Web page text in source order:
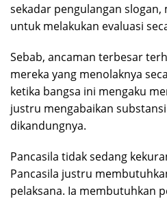
sekadar pengulangan slogan,
untuk melakukan evaluasi
Sebab, ancaman terbesar
mereka yang menolaknya
ketika bangsa ini mengaku
justru mengabaikan
dikandungnya.
Pancasila tidak sedang
Pancasila justru
pelaksana. Ia membutuhkan